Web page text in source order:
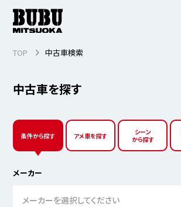
中古車を探す
TOP 中古車検索
条件から探す アメ車を探す
シーン
から探す
メーカー
メーカーを選択してください